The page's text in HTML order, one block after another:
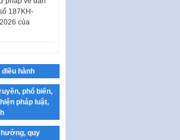
187KH-
của
Cuộc thi
vệ nền tảng tư
dự toán kinh
luật, hoàn
điều hành
phổ biến,
pháp luật,
quy